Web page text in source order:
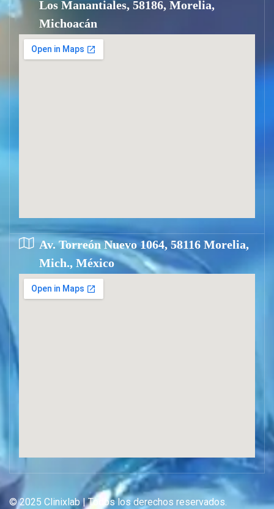
Los Manantiales, 58186, Morelia,
Michoacán
Av. Torreón Nuevo 1064, 58116 Morelia,
Mich., México
© 2025 Clinixlab | Todos los derechos reservados.